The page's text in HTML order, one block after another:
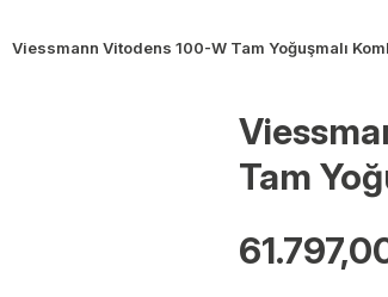
Viessmann Vitodens 100-W Tam Yoğuşmalı
Tam